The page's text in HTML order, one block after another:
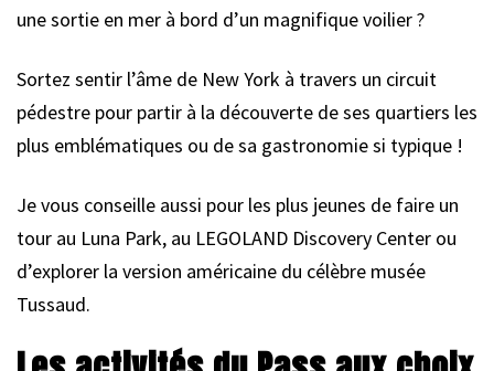
une sortie en mer à bord d’un magnifique voilier ?
Sortez sentir l’âme de New York à travers un circuit
pédestre pour partir à la découverte de ses quartiers les
plus emblématiques ou de sa gastronomie si typique !
Je vous conseille aussi pour les plus jeunes de faire un
tour au Luna Park, au LEGOLAND Discovery Center ou
d’explorer la version américaine du célèbre musée
Tussaud.